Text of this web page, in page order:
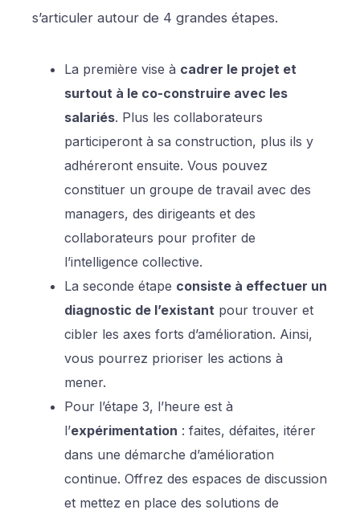
s’articuler autour de 4 grandes étapes.
La première vise à cadrer le projet et
surtout à le co-construire avec les
salariés. Plus les collaborateurs
participeront à sa construction, plus ils y
adhéreront ensuite. Vous pouvez
constituer un groupe de travail avec des
managers, des dirigeants et des
collaborateurs pour profiter de
l’intelligence collective.
La seconde étape consiste à effectuer un
diagnostic de l’existant pour trouver et
cibler les axes forts d’amélioration. Ainsi,
vous pourrez prioriser les actions à
mener.
Pour l’étape 3, l’heure est à
l’expérimentation : faites, défaites, itérer
dans une démarche d’amélioration
continue. Offrez des espaces de discussion
et mettez en place des solutions de